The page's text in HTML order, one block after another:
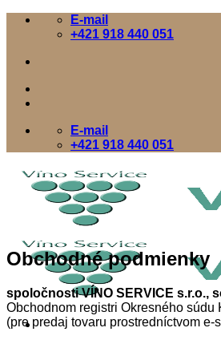
Skip
E-mail
+421 918 440 051
E-mail
+421 918 440 051
Obchodné podmienky
spoločnosti VÍNO SERVICE s.r.o.,
Obchodnom registri Okresného
(pre predaj tovaru prostredníctvom e-